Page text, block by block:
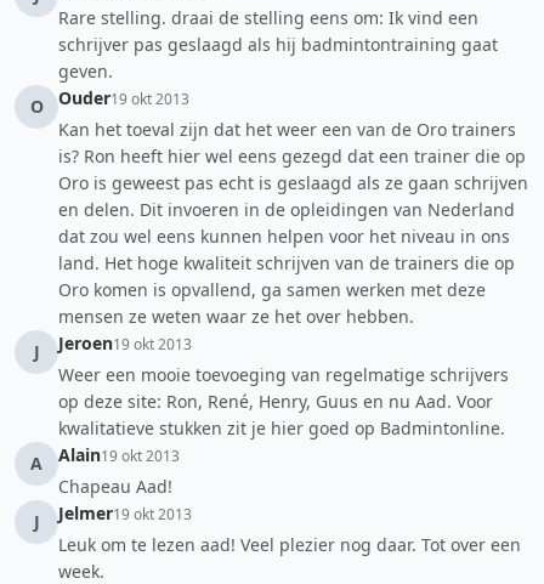
Rare stelling. draai de stelling eens om: Ik vind een
schrijver pas geslaagd als hij badmintontraining gaat
geven.
O
Ouder19 okt 2013
Kan het toeval zijn dat het weer een van de Oro trainers
is? Ron heeft hier wel eens gezegd dat een trainer die op
Oro is geweest pas echt is geslaagd als ze gaan schrijven
en delen. Dit invoeren in de opleidingen van Nederland
dat zou wel eens kunnen helpen voor het niveau in ons
land. Het hoge kwaliteit schrijven van de trainers die op
Oro komen is opvallend, ga samen werken met deze
mensen ze weten waar ze het over hebben.
J
Jeroen19 okt 2013
Weer een mooie toevoeging van regelmatige schrijvers
op deze site: Ron, René, Henry, Guus en nu Aad. Voor
kwalitatieve stukken zit je hier goed op Badmintonline.
A
Alain19 okt 2013
Chapeau Aad!
J
Jelmer19 okt 2013
Leuk om te lezen aad! Veel plezier nog daar. Tot over een
week.